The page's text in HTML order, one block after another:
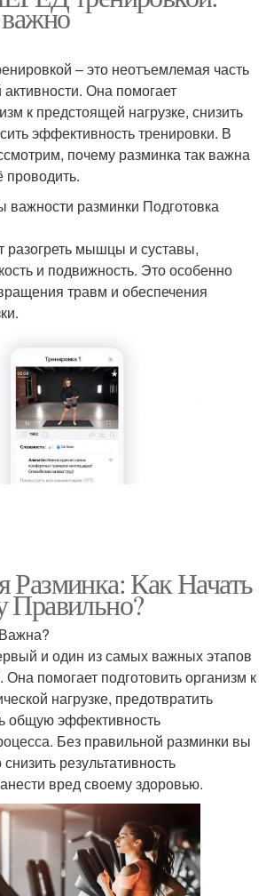
– это неотъемлемая часть
Она помогает
к предстоящей нагрузке, снизить
эффективность тренировки. В
почему разминка так важна
проводить.
разминки Подготовка
разогреть мышцы и суставы,
и подвижность. Это особенно
травм и обеспечения
Разминка: Как Начать
Правильно?
и один из самых важных этапов
помогает подготовить организм к
нагрузке, предотвратить
общую эффективность
Без правильной разминки вы
результативность
вред своему здоровью.